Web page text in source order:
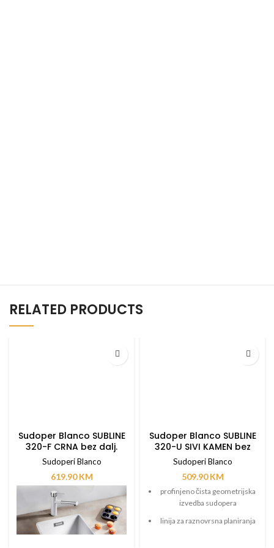
RELATED PRODUCTS
Sudoper Blanco SUBLINE
320-F CRNA bez dalj.
upravlj.
Sudoperi Blanco
619.90KM
Sudoper Blanco SUBLINE
320-U SIVI KAMEN bez
dalj. upravlj.
Sudoperi Blanco
509.90KM
profinjeno čista geometrijska
izvedba sudopera
linija za raznovrsna planiranja